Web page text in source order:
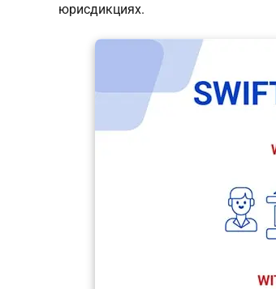
юрисдикциях.